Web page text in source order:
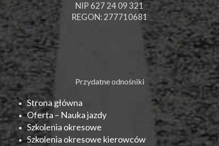
NIP 627 24 09 321
REGON: 277710681
Przydatne odnośniki
Strona główna
Oferta – Nauka jazdy
Szkolenia okresowe
Szkolenia okresowe kierowców